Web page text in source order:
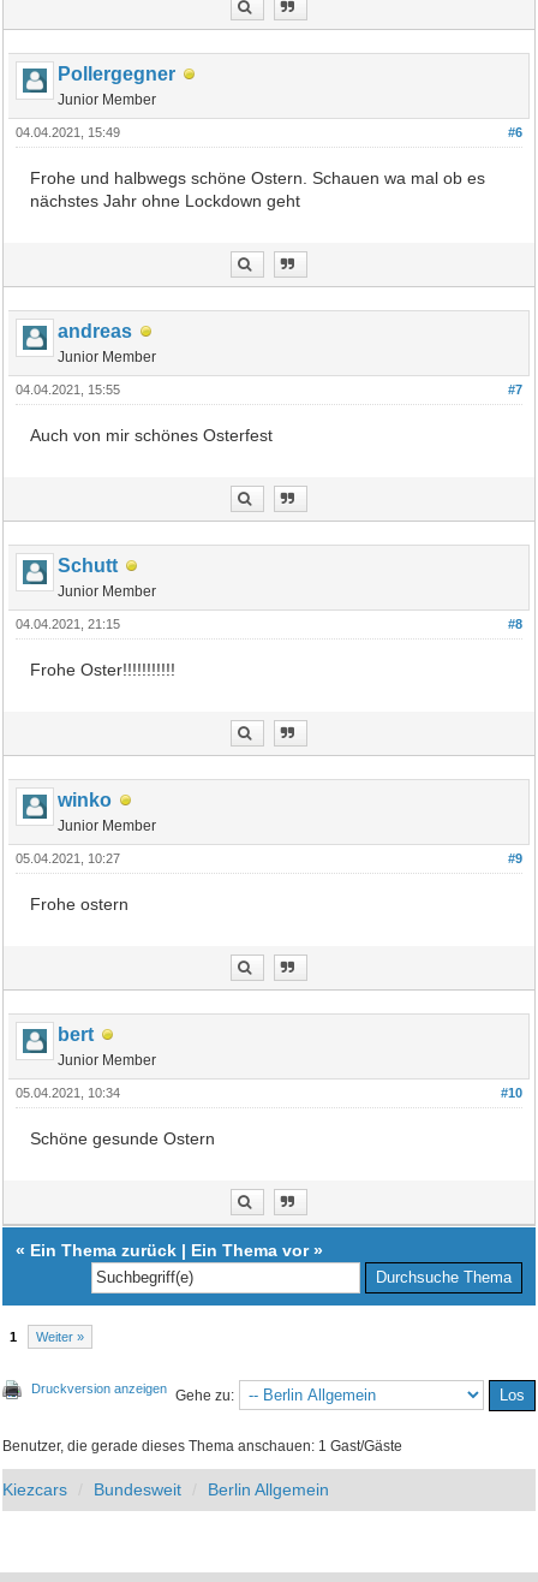
Pollergegner
Junior Member
#6
04.04.2021, 15:49
Frohe und halbwegs schöne Ostern. Schauen wa mal ob es
nächstes Jahr ohne Lockdown geht
andreas
Junior Member
#7
04.04.2021, 15:55
Auch von mir schönes Osterfest
Schutt
Junior Member
#8
04.04.2021, 21:15
Frohe Oster!!!!!!!!!!!
winko
Junior Member
#9
05.04.2021, 10:27
Frohe ostern
bert
Junior Member
#10
05.04.2021, 10:34
Schöne gesunde Ostern
« Ein Thema zurück | Ein Thema vor»
1 Weiter »
Druckversion anzeigen Gehe zu:
Benutzer, die gerade dieses Thema anschauen: 1 Gast/Gäste
Kiezcars Bundesweit Berlin Allgemein